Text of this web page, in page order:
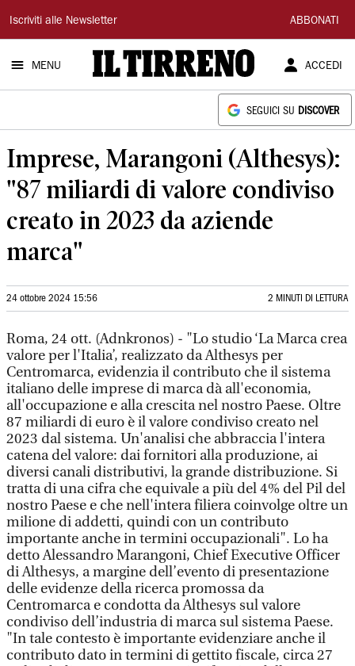
Il
Tirreno
Iscriviti alle Newsletter ABBONATI
MENU ACCEDI
SEGUICI SU DISCOVER
Imprese, Marangoni (Althesys):
"87 miliardi di valore condiviso
creato in 2023 da aziende
marca"
24 ottobre 2024 15:56 2 MINUTI DI LETTURA
Roma, 24 ott. (Adnkronos) - "Lo studio ‘La Marca crea
valore per l'Italia’, realizzato da Althesys per
Centromarca, evidenzia il contributo che il sistema
italiano delle imprese di marca dà all'economia,
all'occupazione e alla crescita nel nostro Paese. Oltre
87 miliardi di euro è il valore condiviso creato nel
2023 dal sistema. Un'analisi che abbraccia l'intera
catena del valore: dai fornitori alla produzione, ai
diversi canali distributivi, la grande distribuzione. Si
tratta di una cifra che equivale a più del 4% del Pil del
nostro Paese e che nell'intera filiera coinvolge oltre un
milione di addetti, quindi con un contributo
importante anche in termini occupazionali". Lo ha
detto Alessandro Marangoni, Chief Executive Officer
di Althesys, a margine dell’evento di presentazione
delle evidenze della ricerca promossa da
Centromarca e condotta da Althesys sul valore
condiviso dell’industria di marca sul sistema Paese.
"In tale contesto è importante evidenziare anche il
contributo dato in termini di gettito fiscale, circa 27